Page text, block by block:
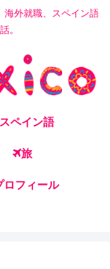
海外就職、スペイン語
。
スペイン語
旅
ロフィール